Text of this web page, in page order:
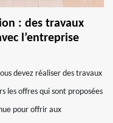
: des travaux
l’entreprise
devez réaliser des travaux
les offres qui sont proposées
pour offrir aux